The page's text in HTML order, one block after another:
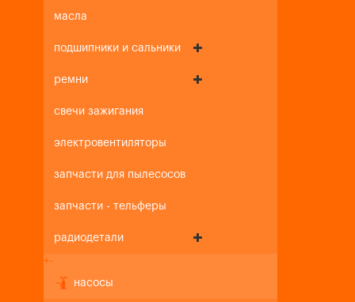
масла
подшипники и сальники
ремни
свечи зажигания
электровентиляторы
запчасти для пылесосов
запчасти - тельферы
радиодетали
+-
насосы